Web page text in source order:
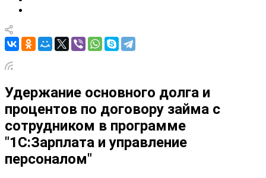
Удержание основного долга и
процентов по договору займа с
сотрудником в программе
"1С:Зарплата и управление
персоналом"